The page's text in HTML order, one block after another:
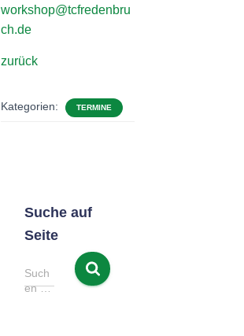
workshop@tcfredenbru
ch.de
zurück
Kategorien: TERMINE
Suche auf
Seite
S
u
Such
en …